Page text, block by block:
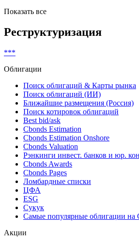
Показать все
Реструктуризация
***
Облигации
Поиск облигаций & Карты рынка
Поиск облигаций (ИИ)
Ближайшие размещения (Россия)
Поиск котировок облигаций
Best bid/ask
Cbonds Estimation
Cbonds Estimation Onshore
Cbonds Valuation
Рэнкинги инвест. банков и юр.
Cbonds Awards
Cbonds Pages
Ломбардные списки
ЦФА
ESG
Сукук
Самые популярные облигации на
Акции